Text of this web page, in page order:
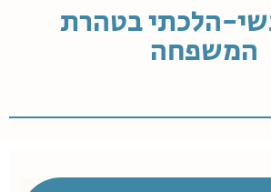
הלכתי בטהרת
המשפחה